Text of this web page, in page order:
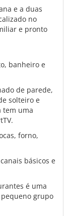
e a duas
no
e pronto
banheiro e
de parede,
solteiro e
tem uma
forno,
básicos e
é uma
grupo